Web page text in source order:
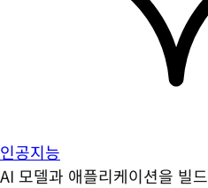
인공지능
AI 모델과 애플리케이션을 빌